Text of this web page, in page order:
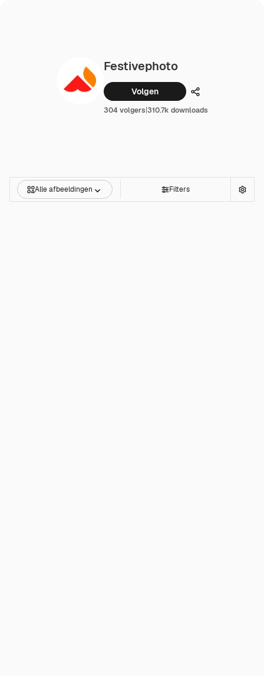
Festivephoto
Volgen Delen
304 volgers|310.7k downloads
Alle afbeeldingen Filters